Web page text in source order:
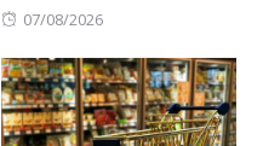
Posted
07/08/2026